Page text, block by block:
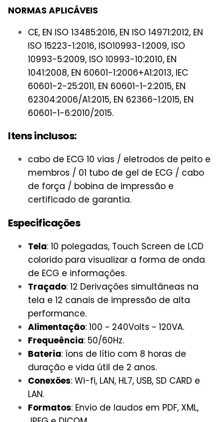
NORMAS APLICÁVEIS
CE, EN ISO 13485:2016, EN ISO 14971:2012, EN
ISO 15223-1:2016, ISO10993-1:2009, ISO
10993-5:2009, ISO 10993-10:2010, EN
1041:2008, EN 60601-1:2006+A1:2013, IEC
60601-2-25:2011, EN 60601-1-2:2015, EN
62304:2006/A1:2015, EN 62366-1:2015, EN
60601-1-6:2010/2015.
Itens inclusos:
cabo de ECG 10 vias / eletrodos de peito e
membros / 01 tubo de gel de ECG / cabo
de força / bobina de impressão e
certificado de garantia.
Especificações
Tela: 10 polegadas, Touch Screen de LCD
colorido para visualizar a forma de onda
de ECG e informações.
Traçado: 12 Derivações simultâneas na
tela e 12 canais de impressão de alta
performance.
Alimentação: 100 ~ 240Volts ~ 120VA.
Frequeência: 50/60Hz.
Bateria: íons de lítio com 8 horas de
duração e vida útil de 2 anos.
Conexões: Wi-fi, LAN, HL7, USB, SD CARD e
LAN.
Formatos: Envio de laudos em PDF, XML,